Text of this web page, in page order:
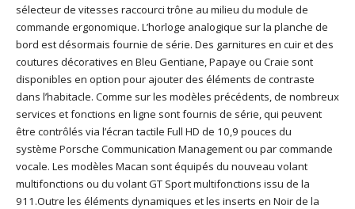
sélecteur de vitesses raccourci trône au milieu du module de
commande ergonomique. L’horloge analogique sur la planche de
bord est désormais fournie de série. Des garnitures en cuir et des
coutures décoratives en Bleu Gentiane, Papaye ou Craie sont
disponibles en option pour ajouter des éléments de contraste
dans l’habitacle. Comme sur les modèles précédents, de nombreux
services et fonctions en ligne sont fournis de série, qui peuvent
être contrôlés via l’écran tactile Full HD de 10,9 pouces du
système Porsche Communication Management ou par commande
vocale. Les modèles Macan sont équipés du nouveau volant
multifonctions ou du volant GT Sport multifonctions issu de la
911.Outre les éléments dynamiques et les inserts en Noir de la